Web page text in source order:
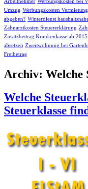
Arbeitnehmer Werbungskosten bei
Umzug Werbungskosten
abgeben? Winterdienst
Zahnarztkosten Steuererklärung
Zusatzbeitrag Krankenkasse ab 2015
absetzen Zweitwohnung bei
Freibetrag
Archiv: Welche
Welche
Steuerklasse